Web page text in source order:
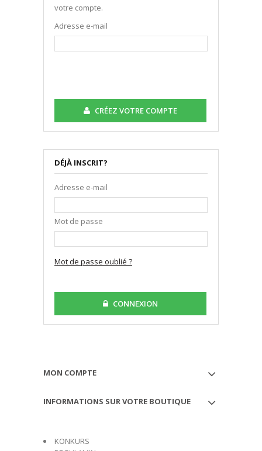
votre compte.
Adresse e-mail
CRÉEZ VOTRE COMPTE
DÉJÀ INSCRIT?
Adresse e-mail
Mot de passe
Mot de passe oublié ?
CONNEXION
MON COMPTE
INFORMATIONS SUR VOTRE BOUTIQUE
KONKURS